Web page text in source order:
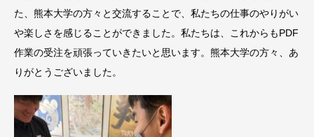
た、熊本大学の方々と交流することで、私たちの仕事のやりがい
や楽しさを感じることができました。私たちは、これからもPDF
作業の受注を頑張っていきたいと思います。熊本大学の方々、あ
りがとうございました。